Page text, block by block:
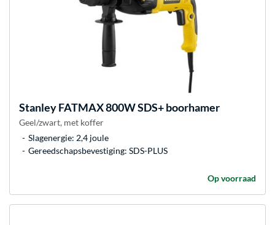
StanleyFATMAX 800W SDS+ boorhamer
Geel/zwart, met koffer
Slagenergie: 2,4 joule
Gereedschapsbevestiging: SDS-PLUS
Op voorraad